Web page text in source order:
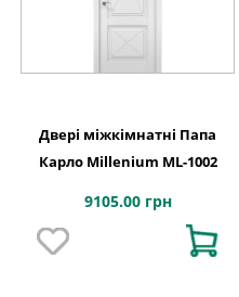
Двері міжкімнатні Папа
Карло Millenium ML-1002
9105.00 грн